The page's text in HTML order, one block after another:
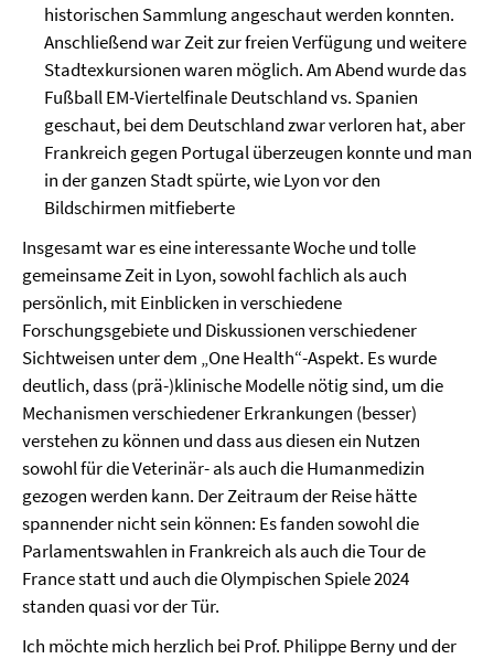
historischen Sammlung angeschaut werden konnten.
Anschließend war Zeit zur freien Verfügung und weitere
Stadtexkursionen waren möglich. Am Abend wurde das
Fußball EM-Viertelfinale Deutschland vs. Spanien
geschaut, bei dem Deutschland zwar verloren hat, aber
Frankreich gegen Portugal überzeugen konnte und man
in der ganzen Stadt spürte, wie Lyon vor den
Bildschirmen mitfieberte
Insgesamt war es eine interessante Woche und tolle
gemeinsame Zeit in Lyon, sowohl fachlich als auch
persönlich, mit Einblicken in verschiedene
Forschungsgebiete und Diskussionen verschiedener
Sichtweisen unter dem „One Health“-Aspekt. Es wurde
deutlich, dass (prä-)klinische Modelle nötig sind, um die
Mechanismen verschiedener Erkrankungen (besser)
verstehen zu können und dass aus diesen ein Nutzen
sowohl für die Veterinär- als auch die Humanmedizin
gezogen werden kann. Der Zeitraum der Reise hätte
spannender nicht sein können: Es fanden sowohl die
Parlamentswahlen in Frankreich als auch die Tour de
France statt und auch die Olympischen Spiele 2024
standen quasi vor der Tür.
Ich möchte mich herzlich bei Prof. Philippe Berny und der